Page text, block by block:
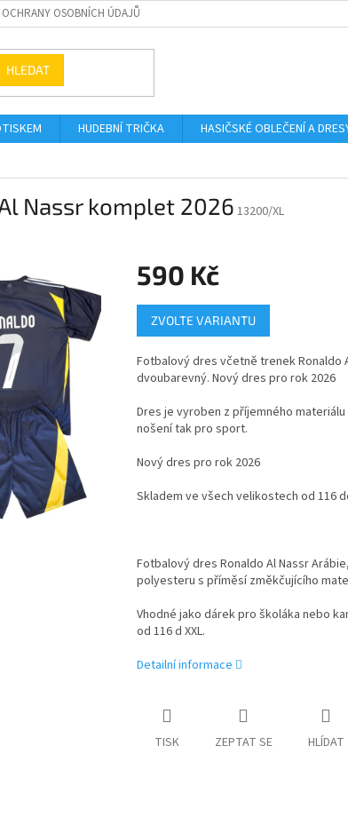
OSOBNÍCH ÚDAJŮ
HLEDAT
HUDEBNÍ TRIČKA HASIČSKÉ OBLEČENÍ A
Nassr komplet 2026 13200/XL
590 Kč
Měrná
cena:
ZVOLTE VARIANTU
Fotbalový dres včetně trenek Ronaldo
dvoubarevný. Nový dres pro rok 2026
Dres je vyroben z příjemného
nošení tak pro sport.
Nový dres pro rok 2026
Skladem ve všech velikostech od 116
Fotbalový dres Ronaldo Al Nassr
polyesteru s příměsí změkčujícího
Vhodné jako dárek pro školáka nebo
od 116 d XXL.
Detailní informace
TISK ZEPTAT SE HLÍDAT